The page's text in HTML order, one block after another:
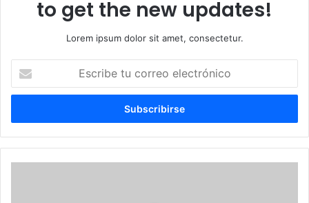
to get the new updates!
Lorem ipsum dolor sit amet, consectetur.
correo